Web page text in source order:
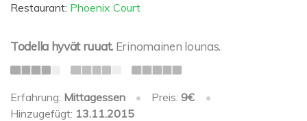
Restaurant: Phoenix Court
Todella hyvät ruuat. Erinomainen lounas.
Erfahrung: Mittagessen • Preis:9€
•
Hinzugefügt: 13.11.2015